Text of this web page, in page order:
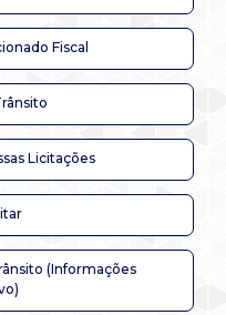
Fiscal
Licitações
(Informações